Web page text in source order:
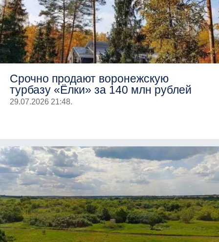
Срочно продают воронежскую
турбазу «Ёлки» за 140 млн рублей
29.07.2026 21:48.